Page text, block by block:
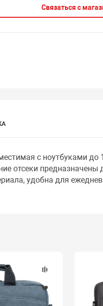
Связаться с
с ноутбуками
отсеки предназначены
удобна для